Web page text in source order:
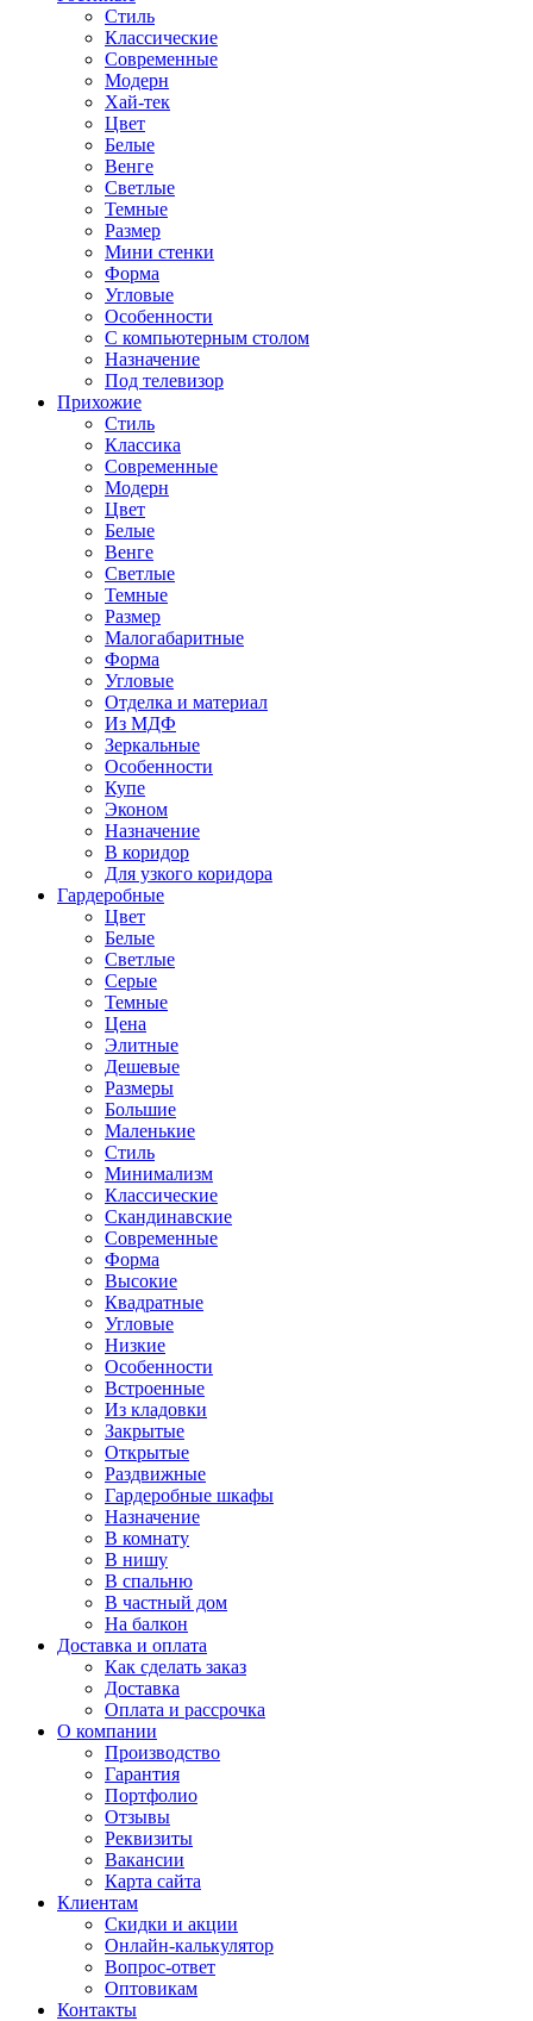
Стиль
Классические
Современные
Модерн
Хай-тек
Цвет
Белые
Венге
Светлые
Темные
Размер
Мини стенки
Форма
Угловые
Особенности
С компьютерным столом
Назначение
Под телевизор
Прихожие
Стиль
Классика
Современные
Модерн
Цвет
Белые
Венге
Светлые
Темные
Размер
Малогабаритные
Форма
Угловые
Отделка и материал
Из МДФ
Зеркальные
Особенности
Купе
Эконом
Назначение
В коридор
Для узкого коридора
Гардеробные
Цвет
Белые
Светлые
Серые
Темные
Цена
Элитные
Дешевые
Размеры
Большие
Маленькие
Стиль
Минимализм
Классические
Скандинавские
Современные
Форма
Высокие
Квадратные
Угловые
Низкие
Особенности
Встроенные
Из кладовки
Закрытые
Открытые
Раздвижные
Гардеробные шкафы
Назначение
В комнату
В нишу
В спальню
В частный дом
На балкон
Доставка и оплата
Как сделать заказ
Доставка
Оплата и рассрочка
О компании
Производство
Гарантия
Портфолио
Отзывы
Реквизиты
Вакансии
Карта сайта
Клиентам
Скидки и акции
Онлайн-калькулятор
Вопрос-ответ
Оптовикам
Контакты